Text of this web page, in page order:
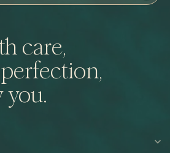
care,
you.